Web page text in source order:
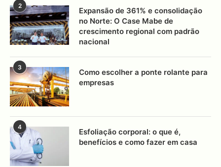
2
Expansão de 361% e consolidação
no Norte: O Case Mabe de
crescimento regional com padrão
nacional
3
Como escolher a ponte rolante para
empresas
4
Esfoliação corporal: o que é,
benefícios e como fazer em casa